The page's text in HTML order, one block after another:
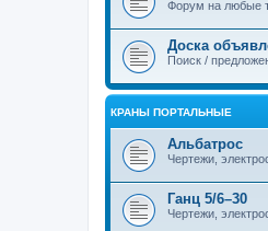
Форум на любые
Доска
Поиск /
КРАНЫ ПОРТАЛЬНЫЕ
Альбатрос
Чертежи,
Ганц 5/6–30
Чертежи,